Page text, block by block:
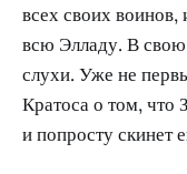
всех своих
всю Элладу. В
слухи. Уже не
Кратоса о том, что
и попросту скинет